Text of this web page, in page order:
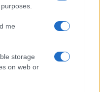
me
storage
on web or
– ha
tagjai
vett a Hezbollah
Hasszan